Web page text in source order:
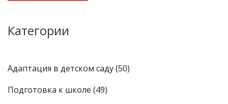
Категории
Адаптация в детском саду(50)
Подготовка к школе (49)